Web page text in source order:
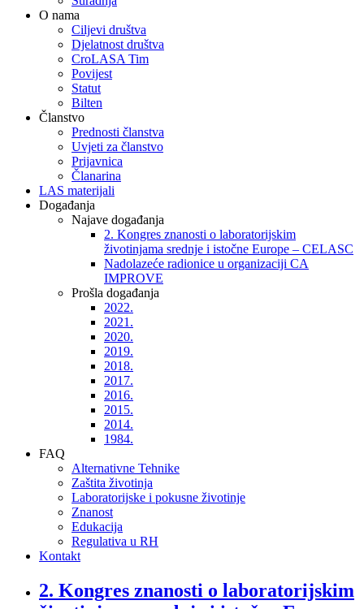
O nama
Ciljevi društva
Djelatnost društva
CroLASA Tim
Povijest
Statut
Bilten
Članstvo
Prednosti članstva
Uvjeti za članstvo
Prijavnica
Članarina
LAS materijali
Događanja
Najave događanja
2. Kongres znanosti o laboratorijskim
životinjama srednje i istočne Europe – CELASC
Nadolazeće radionice u organizaciji CA
IMPROVE
Prošla događanja
2022.
2021.
2020.
2019.
2018.
2017.
2016.
2015.
2014.
1984.
FAQ
Alternativne Tehnike
Zaštita životinja
Laboratorijske i pokusne životinje
Znanost
Edukacija
Regulativa u RH
Kontakt
2. Kongres znanosti o laboratorijskim